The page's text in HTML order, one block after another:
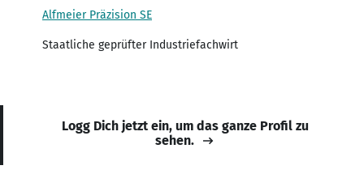
Alfmeier Präzision SE
Staatliche geprüfter Industriefachwirt
Logg Dich jetzt ein, um das ganze Profil zu
sehen.